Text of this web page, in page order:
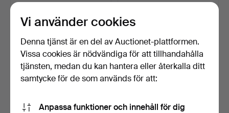
48 USD 48 USD
Vi använder cookies
Denna tjänst är en del av Auctionet-plattformen.
Vissa cookies är nödvändiga för att tillhandahålla
tjänsten, medan du kan hantera eller återkalla ditt
samtycke för de som används för att:
Anpassa funktioner och innehåll för dig